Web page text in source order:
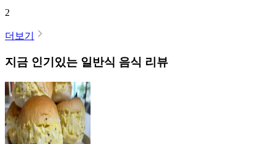
2
더보기
지금 인기있는 일반식 음식 리뷰